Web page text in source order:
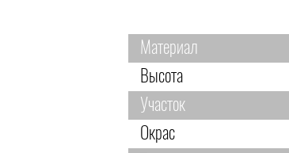
Материал
Высота
Участок
Окрас